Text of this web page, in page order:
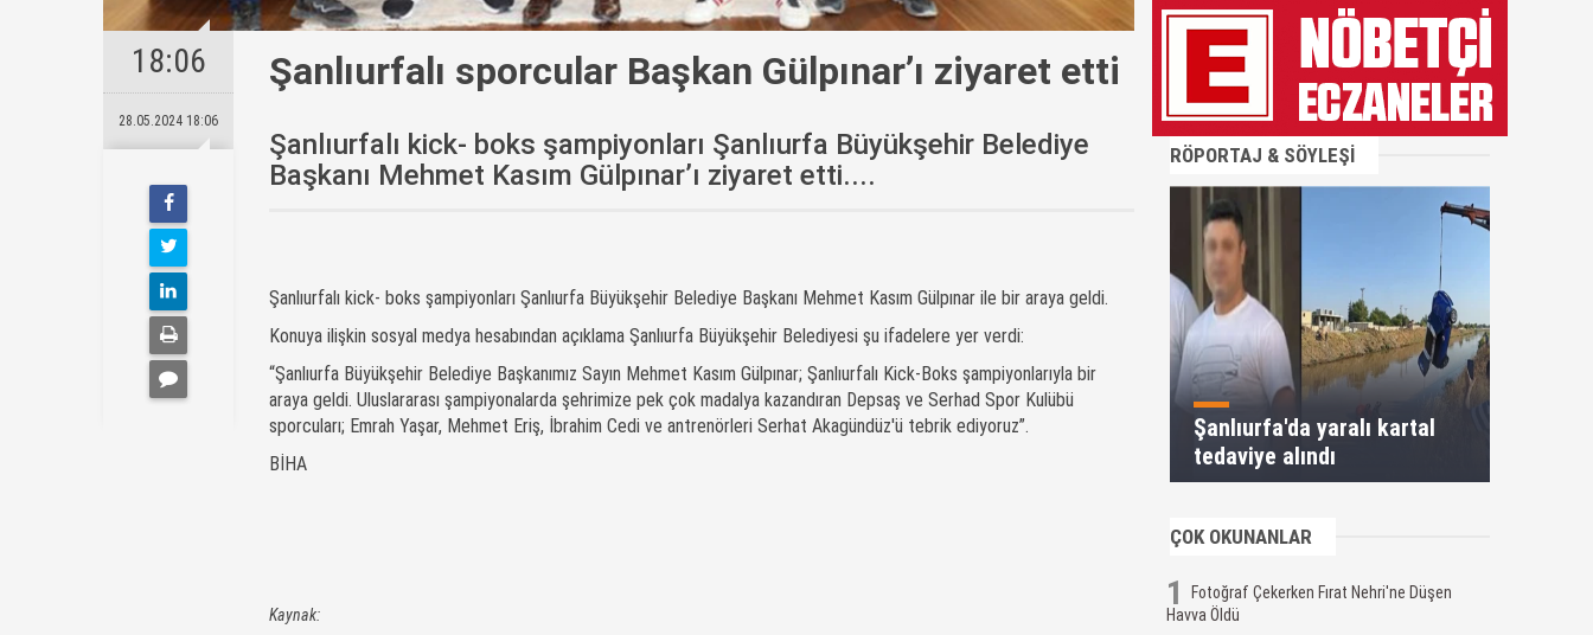
18:06
28.05.2024 18:06
Şanlıurfalı sporcular Başkan Gülpınar’ı ziyaret etti
Şanlıurfalı kick- boks şampiyonları Şanlıurfa Büyükşehir Belediye
Başkanı Mehmet Kasım Gülpınar’ı ziyaret etti....
Şanlıurfalı kick- boks şampiyonları Şanlıurfa Büyükşehir Belediye Başkanı Mehmet Kasım Gülpınar ile bir araya geldi.
Konuya ilişkin sosyal medya hesabından açıklama Şanlıurfa Büyükşehir Belediyesi şu ifadelere yer verdi:
“Şanlıurfa Büyükşehir Belediye Başkanımız Sayın Mehmet Kasım Gülpınar; Şanlıurfalı Kick-Boks şampiyonlarıyla bir
araya geldi. Uluslararası şampiyonalarda şehrimize pek çok madalya kazandıran Depsaş ve Serhad Spor Kulübü
sporcuları; Emrah Yaşar, Mehmet Eriş, İbrahim Cedi ve antrenörleri Serhat Akagündüz'ü tebrik ediyoruz”.
BİHA
Kaynak:
RÖPORTAJ & SÖYLEŞİ
Şanlıurfa'da yaralı kartal
tedaviye alındı
ÇOK OKUNANLAR
1
Fotoğraf Çekerken Fırat Nehri'ne Düşen
Havva Öldü